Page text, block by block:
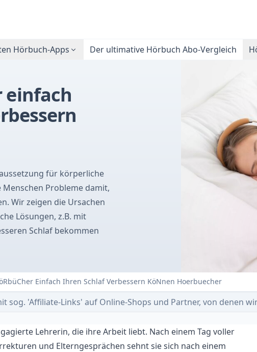
Hörbuch-Apps Der ultimative Hörbuch Abo-Vergleich
einfach
für körperliche
Probleme damit,
Wir zeigen die Ursachen
Lösungen, z.B. mit
Schlaf bekommen
Einfach Ihren Schlaf Verbessern KöNnen Hoerbuecher
sog. 'Affiliate-Links' auf Online-Shops und Partner, von denen
Lehrerin, die ihre Arbeit liebt. Nach einem Tag voller
und Elterngesprächen sehnt sie sich nach einem